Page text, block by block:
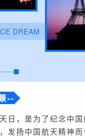
DREAM
--
日，是为了纪念中
发扬中国航天精神